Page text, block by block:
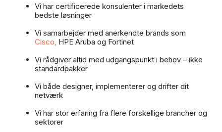
Vi har certificerede konsulenter i markedets
bedste løsninger
Vi samarbejder med anerkendte brands som
Cisco, HPE Aruba og Fortinet
Vi rådgiver altid med udgangspunkt i behov – ikke
standardpakker
Vi både designer, implementerer og drifter dit
netværk
Vi har stor erfaring fra flere forskellige brancher og
sektorer